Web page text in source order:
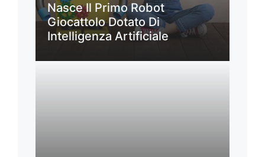
Nasce Il Primo Robot
Giocattolo Dotato Di
Intelligenza Artificiale